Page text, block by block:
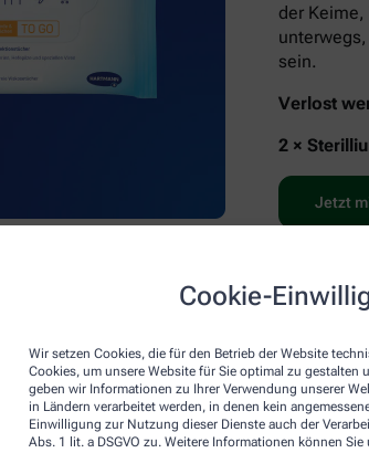
Cookie-
Wir setzen Cookies, die für den Betrieb der Website
Cookies, um unsere Website für Sie optimal zu
geben wir Informationen zu Ihrer Verwendung unserer
in Ländern verarbeitet werden, in denen kein
Einwilligung zur Nutzung dieser Dienste auch der
Abs. 1 lit. a DSGVO zu. Weitere Informationen können Sie
der
sein.
Verlost
2 ×
Jetzt